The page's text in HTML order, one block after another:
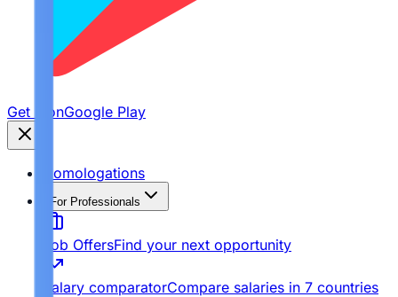
Get it onGoogle Play
Homologations
For Professionals
Job OffersFind your next opportunity
Salary comparatorCompare salaries in 7 countries